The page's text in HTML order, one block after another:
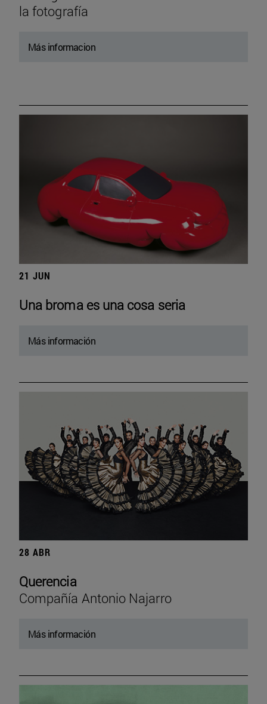
la fotografía
Más informacion
21 JUN
Una broma es una cosa seria
Más información
28 ABR
Querencia
Compañía Antonio Najarro
Más información